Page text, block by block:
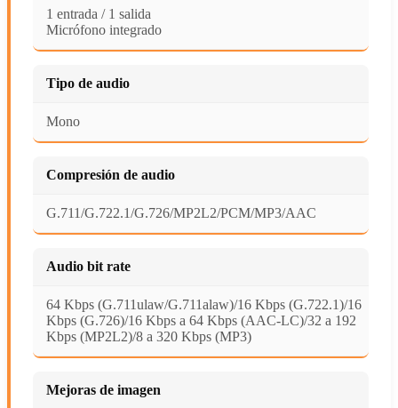
1 entrada / 1 salida
Micrófono integrado
Tipo de audio
Mono
Compresión de audio
G.711/G.722.1/G.726/MP2L2/PCM/MP3/AAC
Audio bit rate
64 Kbps (G.711ulaw/G.711alaw)/16 Kbps (G.722.1)/16
Kbps (G.726)/16 Kbps a 64 Kbps (AAC-LC)/32 a 192
Kbps (MP2L2)/8 a 320 Kbps (MP3)
Mejoras de imagen